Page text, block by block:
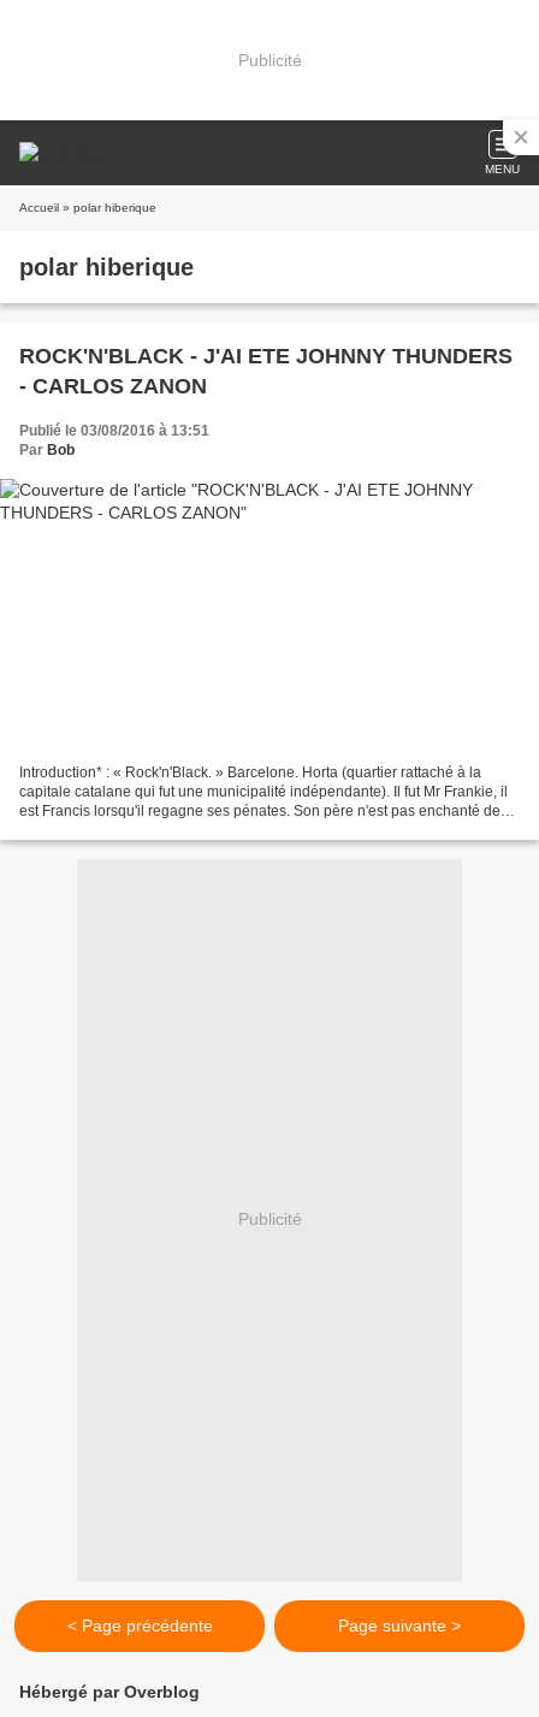
Publicité
MENU
Accueil » polar hiberique
polar hiberique
ROCK'N'BLACK - J'AI ETE JOHNNY THUNDERS
- CARLOS ZANON
Publié le 03/08/2016 à 13:51
Par Bob
Introduction* : « Rock'n'Black. » Barcelone. Horta (quartier rattaché à la
capitale catalane qui fut une municipalité indépendante). Il fut Mr Frankie, il
est Francis lorsqu'il regagne ses pénates. Son père n'est pas enchanté de
Publicité
< Page précédente Page suivante >
Hébergé par Overblog